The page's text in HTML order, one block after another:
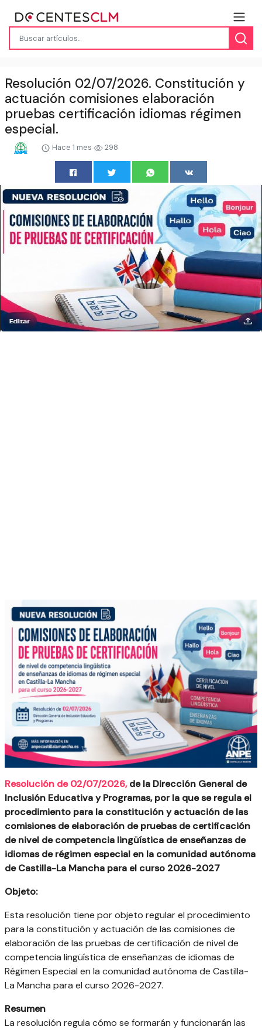
Resolución 02/07/2026. Constitución y
actuación comisiones elaboración
pruebas certificación idiomas régimen
especial.
Hace 1 mes 298
Resolución de 02/07/2026,de la Dirección General de
Inclusión Educativa y Programas, por la que se regula el
procedimiento para la constitución y actuación de las
comisiones de elaboración de pruebas de certificación
de nivel de competencia lingüística de enseñanzas de
idiomas de régimen especial en la comunidad autónoma
de Castilla-La Mancha para el curso 2026-2027
Objeto:
Esta resolución tiene por objeto regular el procedimiento
para la constitución y actuación de las comisiones de
elaboración de las pruebas de certificación de nivel de
competencia lingüística de enseñanzas de idiomas de
Régimen Especial en la comunidad autónoma de Castilla-
La Mancha para el curso 2026-2027.
Resumen
La resolución regula cómo se formarán y funcionarán las